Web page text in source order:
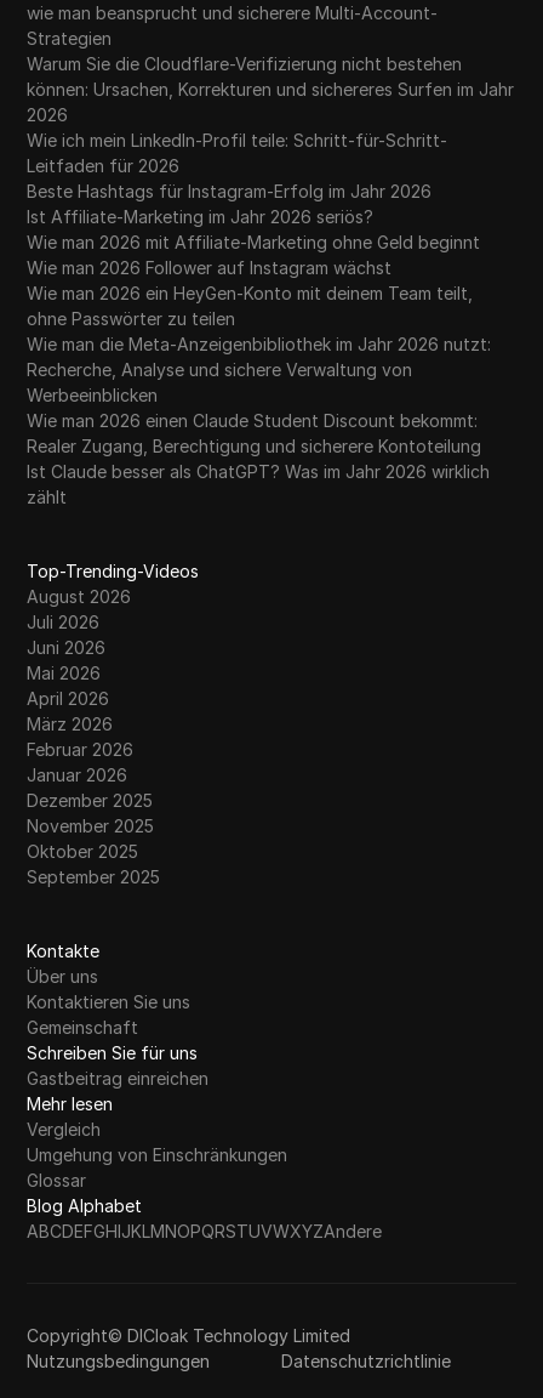
wie man beansprucht und sicherere Multi-Account-
Strategien
Warum Sie die Cloudflare-Verifizierung nicht bestehen
können: Ursachen, Korrekturen und sichereres Surfen im Jahr
2026
Wie ich mein LinkedIn-Profil teile: Schritt-für-Schritt-
Leitfaden für 2026
Beste Hashtags für Instagram-Erfolg im Jahr 2026
Ist Affiliate-Marketing im Jahr 2026 seriös?
Wie man 2026 mit Affiliate-Marketing ohne Geld beginnt
Wie man 2026 Follower auf Instagram wächst
Wie man 2026 ein HeyGen-Konto mit deinem Team teilt,
ohne Passwörter zu teilen
Wie man die Meta-Anzeigenbibliothek im Jahr 2026 nutzt:
Recherche, Analyse und sichere Verwaltung von
Werbeeinblicken
Wie man 2026 einen Claude Student Discount bekommt:
Realer Zugang, Berechtigung und sicherere Kontoteilung
Ist Claude besser als ChatGPT? Was im Jahr 2026 wirklich
zählt
Top-Trending-Videos
August 2026
Juli 2026
Juni 2026
Mai 2026
April 2026
März 2026
Februar 2026
Januar 2026
Dezember 2025
November 2025
Oktober 2025
September 2025
Kontakte
Über uns
Kontaktieren Sie uns
Gemeinschaft
Schreiben Sie für uns
Gastbeitrag einreichen
Mehr lesen
Vergleich
Umgehung von Einschränkungen
Glossar
Blog Alphabet
ABCDEFGHIJKLMNOPQRSTUVWXYZAndere
Copyright© DICloak Technology Limited
Nutzungsbedingungen
Datenschutzrichtlinie